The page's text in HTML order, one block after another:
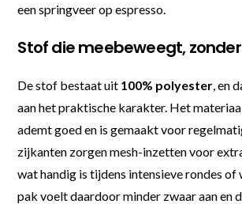
een springveer op espresso.
Stof die meebeweegt,
De stof bestaat uit 100% polyester, en
aan het praktische karakter. Het
ademt goed en is gemaakt voor
zijkanten zorgen mesh-inzetten voor
wat handig is tijdens intensieve rondes of
pak voelt daardoor minder zwaar aan en